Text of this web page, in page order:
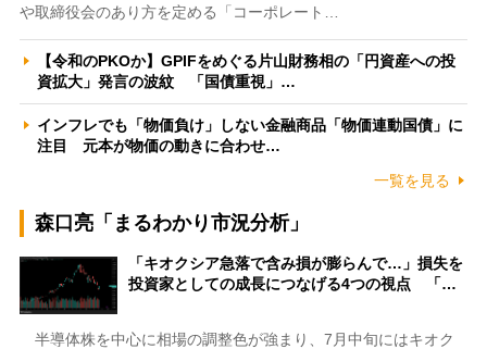
や取締役会のあり方を定める「コーポレート…
【令和のPKOか】GPIFをめぐる片山財務相の「円資産への投
資拡大」発言の波紋 「国債重視」…
インフレでも「物価負け」しない金融商品「物価連動国債」に
注目 元本が物価の動きに合わせ…
一覧を見る
森口亮「まるわかり市況分析」
「キオクシア急落で含み損が膨らんで…」損失を
投資家としての成長につなげる4つの視点 「…
半導体株を中心に相場の調整色が強まり、7月中旬にはキオク